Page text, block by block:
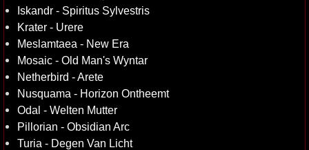
Iskandr - Spiritus Sylvestris
Krater - Urere
Meslamtaea - New Era
Mosaic - Old Man's Wyntar
Netherbird - Arete
Nusquama - Horizon Ontheemt
Odal - Welten Mutter
Pillorian - Obsidian Arc
Turia - Degen Van Licht